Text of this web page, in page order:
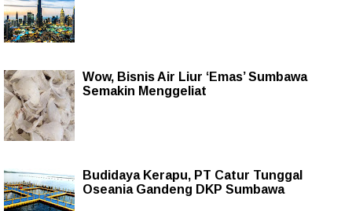
Wow, Bisnis Air Liur ‘Emas’ Sumbawa
Semakin Menggeliat
Budidaya Kerapu, PT Catur Tunggal
Oseania Gandeng DKP Sumbawa